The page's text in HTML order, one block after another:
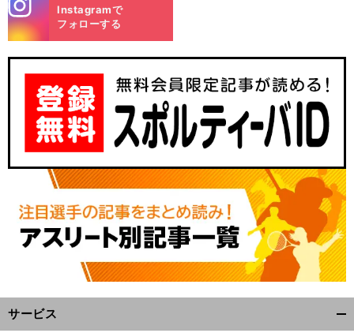
最
」
々
前
へ
m
Instagramで
フォローする
サービス